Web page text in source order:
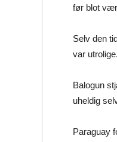
før blot
Selv den
var
Balogun
uheldig
Paraguay